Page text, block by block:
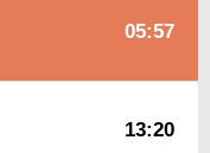
05:57
13:20